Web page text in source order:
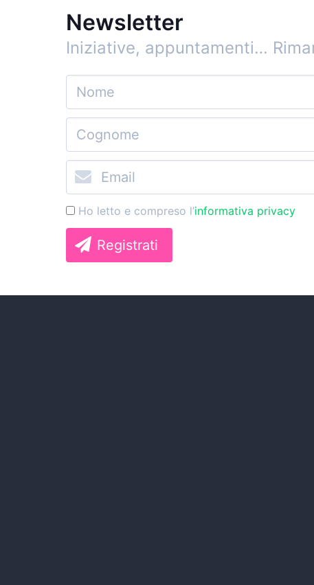
Newsletter
Iniziative, appuntamenti…
Ho letto e compreso l’informativa privacy
Registrati